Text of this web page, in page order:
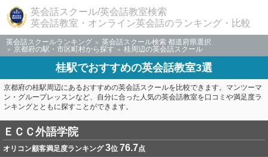
英会話スクール/英会話教室検索
英会話教室・オンライン英会話のランキング・比較
英会話スクールランキング
英会話スクール検索 都道府県選択
京都府の駅・市区町村から探す
桂周辺の英会話スクール
桂駅でおすすめの英会話教室3選
京都府の桂駅周辺にあるおすすめの英会話スクールを比較できます。マンツーマ
ン・グループレッスンなど、自分に合った人気の英会話教室を口コミや満足度ラ
ンキングとともに探すことができます。
ＥＣＣ外語学院
オリコン顧客満足度ランキング3位 76.7点